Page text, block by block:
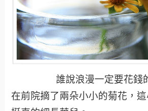
誰說浪漫一定要花錢
在前院摘了兩朵小小的菊花，